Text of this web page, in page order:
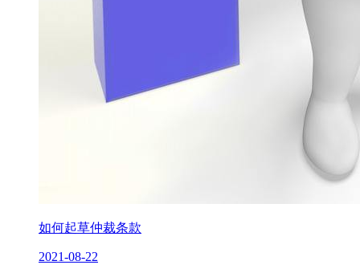
如何起草仲裁条款
2021-08-22